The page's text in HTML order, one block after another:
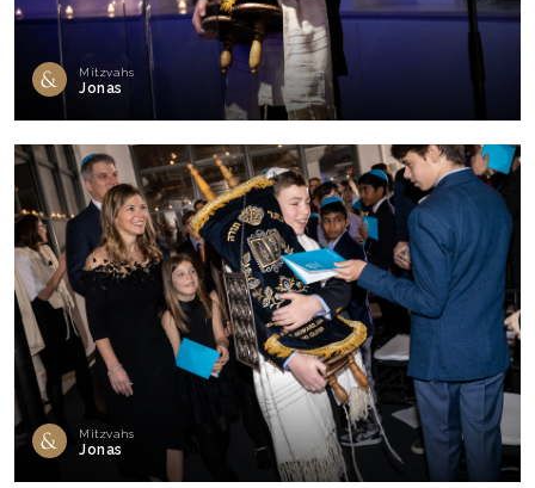
Mitzvahs
Jonas
Mitzvahs
Jonas